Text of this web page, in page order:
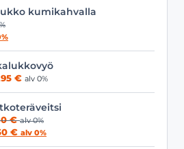
kumikahvalla
€Hintaluokka:
0,95 €
alv 0%
€Hintaluokka:
1,65 €
alv 0%
€ alv 0%